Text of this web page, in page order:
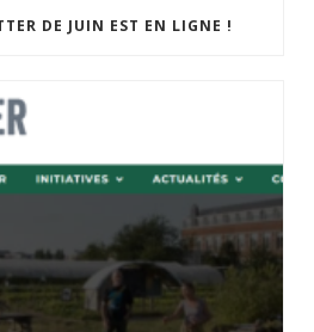
DE JUIN EST EN LIGNE !